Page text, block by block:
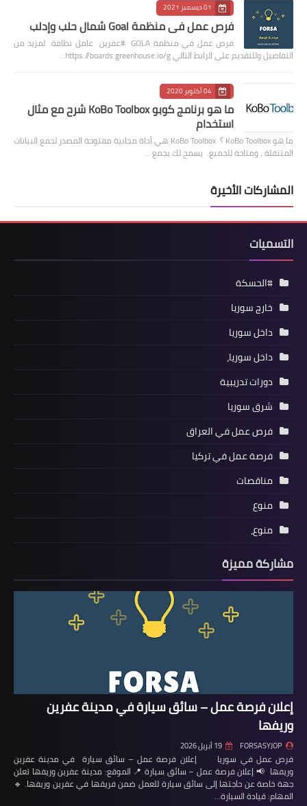
01 ديسمبر 2021
فرص عمل في منظمة Goal شمال حلب وإدلب
فرص عمل في منظمة GOLA #عفرين عامل نظافة لمزيد من
التفاصيل وللتقديم على الرابط التالي https://boards.greenhouse.io/g…
04 أكتوبر 2020
ما هو برنامج كوبو KoBo Toolbox شرح مع مثال
استخدام
ما هو KoBo Toolbox ؟ KoBo Toolbox هي أداة مجانية مفتوحة المصدر لجمع البيانات
المتنقلة ، ومتاحة للجميع. يسمح لك بجمع …
المشاركات الأخيرة
التسميات
#الحسكة
خارج سوريا
داخل سوريا
داخل سوريا،
دورات تدريبية
شرق سوريا
فرص عمل في العراق
فرصة عمل في تركيا
مناقصات
منوع
منوع،
مشاركة مميزة
إعلان فرصة عمل – سائق سيارة في مدينة عفرين
وريفها
FORSASYJOP 19 أبريل 2026
فرص عمل في سوريا إعلان فرصة عمل – سائق سيارة في مدينة عفرين
وريفها 📢 إعلان فرصة عمل – سائق سيارة 📍 الموقع: مدينة عفرين وريفها تعلن
جهة خاصة عن حاجتها إلى سائق سيارة للعمل ضمن فريقها في عفرين وريفها. 🔹
المهام: قيادة السيارة…